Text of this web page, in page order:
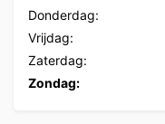
Donderdag:
Vrijdag:
Zaterdag:
Zondag: